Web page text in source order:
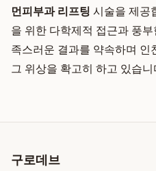
먼피부과 리프팅 시술을 제공
을 위한 다학제적 접근과 풍
족스러운 결과를 약속하며 인
그 위상을 확고히 하고 있습니
구로데브